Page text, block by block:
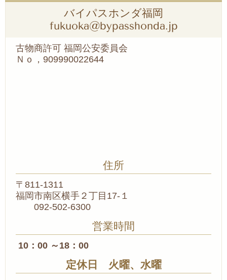
バイパスホンダ福岡
fukuoka@bypasshonda.jp
古物商許可 福岡公安委員会
Ｎｏ，909990022644
住所
〒811-1311
福岡市南区横手２丁目17-１
092-502-6300
営業時間
10：00 ～18：00
定休日 火曜、水曜